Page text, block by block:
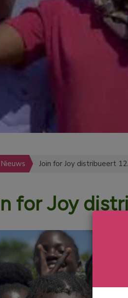
Nieuws Join for Joy distribueert
for Joy